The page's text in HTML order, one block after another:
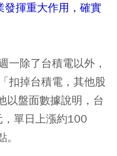
揮重大作用，確實
一除了台積電以外，
扣掉台積電，其他股
以盤面數據說明，台
單日上漲約100